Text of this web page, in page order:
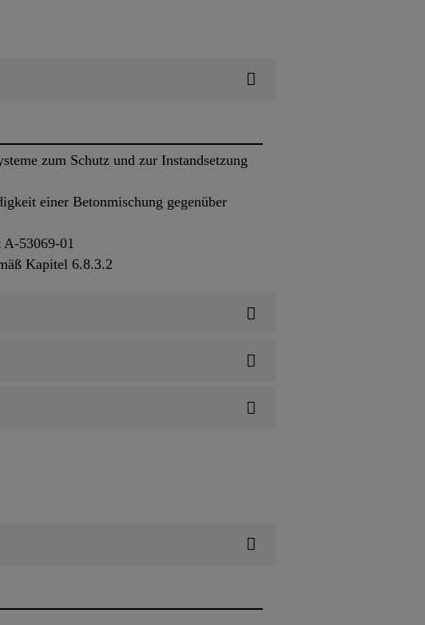
zum Schutz und zur Instandsetzung
einer Betonmischung gegenüber
53069-01
Kapitel 6.8.3.2